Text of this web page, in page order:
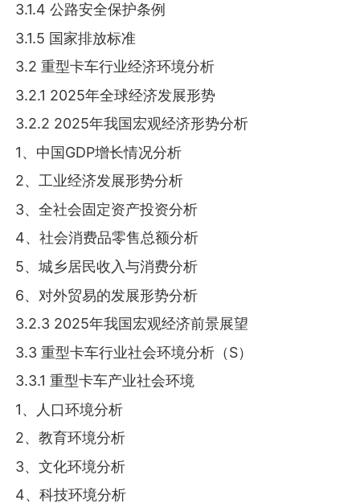
3.1.4 公路安全保护条例
3.1.5 国家排放标准
3.2 重型卡车行业经济环境分析
3.2.1 2025年全球经济发展形势
3.2.2 2025年我国宏观经济形势分析
1、中国GDP增长情况分析
2、工业经济发展形势分析
3、全社会固定资产投资分析
4、社会消费品零售总额分析
5、城乡居民收入与消费分析
6、对外贸易的发展形势分析
3.2.3 2025年我国宏观经济前景展望
3.3 重型卡车行业社会环境分析（S）
3.3.1 重型卡车产业社会环境
1、人口环境分析
2、教育环境分析
3、文化环境分析
4、科技环境分析